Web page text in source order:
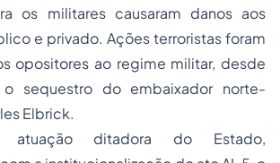
os militares causaram danos aos
e privado. Ações terroristas foram
opositores ao regime militar, desde
sequestro do embaixador norte-
Elbrick.
atuação ditadora do Estado,